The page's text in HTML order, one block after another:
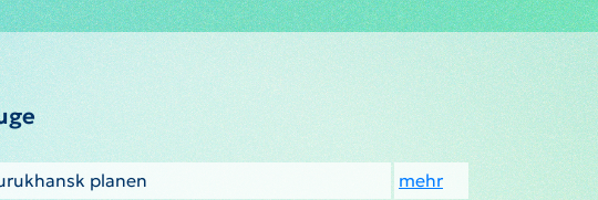
planen
mehr